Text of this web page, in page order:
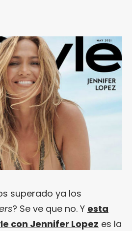
superado ya los
? Se ve que no. Y esta
con Jennifer Lopez es la